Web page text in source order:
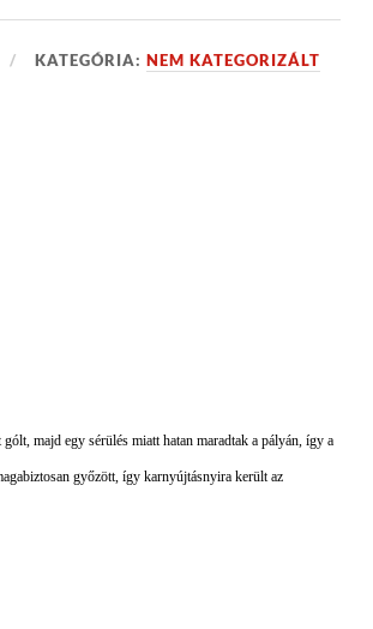
KATEGÓRIA:NEM KATEGORIZÁLT
majd egy sérülés miatt hatan maradtak a pályán, így a
győzött, így karnyújtásnyira került az